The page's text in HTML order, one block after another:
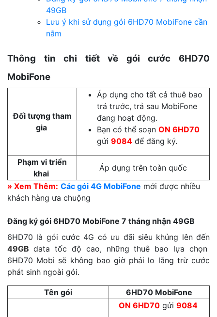
49GB
Lưu ý khi sử dụng gói 6HD70 MobiFone cần
nắm
Thông tin chi tiết về gói cước 6HD70
MobiFone
Đối tượng tham
gia
Áp dụng cho tất cả thuê bao
trả trước, trả sau MobiFone
đang hoạt động.
Bạn có thể soạn ON 6HD70
gửi 9084 để đăng ký.
Phạm vi triển
khai
Áp dụng trên toàn quốc
» Xem Thêm: Các gói 4G MobiFone mới được nhiều
khách hàng ưa chuộng
Đăng ký gói 6HD70 MobiFone 7 tháng nhận 49GB
6HD70 là gói cước 4G có ưu đãi siêu khủng lên đến
49GB data tốc độ cao, những thuê bao lựa chọn
6HD70 Mobi sẽ không bao giờ phải lo lắng trừ cước
phát sinh ngoài gói.
Tên gói
6HD70 MobiFone
ON 6HD70 gửi 9084